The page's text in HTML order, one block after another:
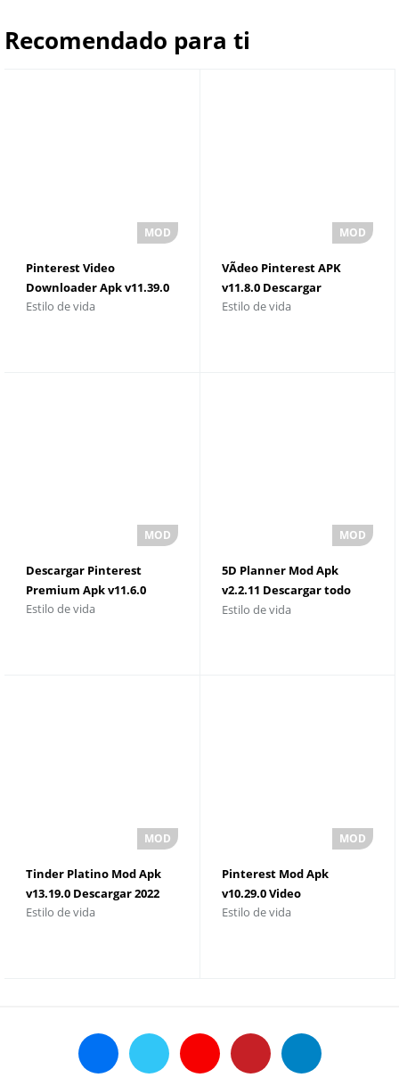
Recomendado para ti
Pinterest Video
Downloader Apk v11.39.0
Descargar
Estilo de vida
VÃ­deo Pinterest APK
v11.8.0 Descargar
Estilo de vida
Descargar Pinterest
Premium Apk v11.6.0
Estilo de vida
5D Planner Mod Apk
v2.2.11 Descargar todo
desbloqueado
Estilo de vida
Tinder Platino Mod Apk
v13.19.0 Descargar 2022
Estilo de vida
Pinterest Mod Apk
v10.29.0 Video
Downloader sin marca de
Estilo de vida